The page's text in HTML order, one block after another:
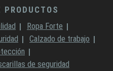
PRODUCTOS
Ropa Forte
Calzado de trabajo
de seguridad